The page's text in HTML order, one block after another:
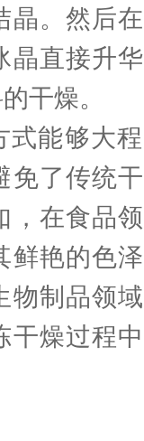
晶。然后
晶直接升
干燥。
能够大程
免了传统
，在食品
鲜艳的色
物制品领
干燥过程